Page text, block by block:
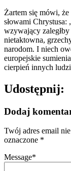
Żartem się mówi,
słowami Chrystusa:
wzywający
nietaktowna,
narodom. I niech
europejskie
cierpień innych
Udostępnij:
Dodaj
Twój adres email
oznaczone *
Message*